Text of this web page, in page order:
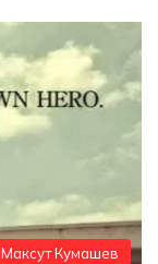
Максут Кумашев